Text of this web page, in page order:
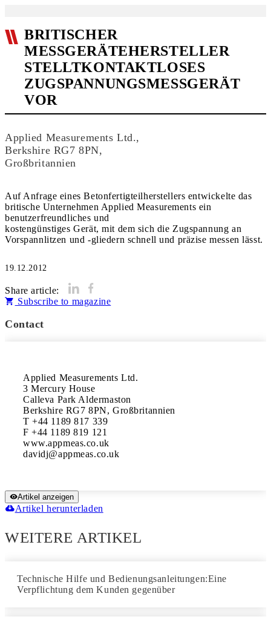
BRITISCHER
MESSGERÄTEHERSTELLER
STELLTKONTAKTLOSES
ZUGSPANNUNGSMESSGERÄT
VOR
Applied Measurements Ltd.,
Berkshire RG7 8PN,
Großbritannien
Auf Anfrage eines Betonfertigteilherstellers entwickelte das
britische Unternehmen Applied Measurements ein
benutzerfreundliches und
kostengünstiges Gerät, mit dem sich die Zugspannung an
Vorspannlitzen und -gliedern schnell und präzise messen lässt.
19.12.2012
Share article:
Subscribe to magazine
Contact
Applied Measurements Ltd.
3 Mercury House
Calleva Park Aldermaston
Berkshire RG7 8PN, Großbritannien
T +44 1189 817 339
F +44 1189 819 121
www.appmeas.co.uk
Artikel anzeigen
Artikel herunterladen
WEITERE ARTIKEL
Technische Hilfe und Bedienungsanleitungen:Eine
Verpflichtung dem Kunden gegenüber